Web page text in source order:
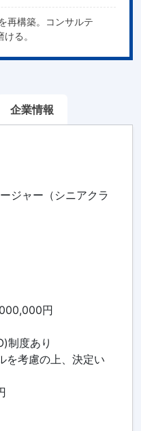
再構築。コンサルテ
る。
企業情報
ジャー（シニアクラ
円
制度あり
を考慮の上、決定い